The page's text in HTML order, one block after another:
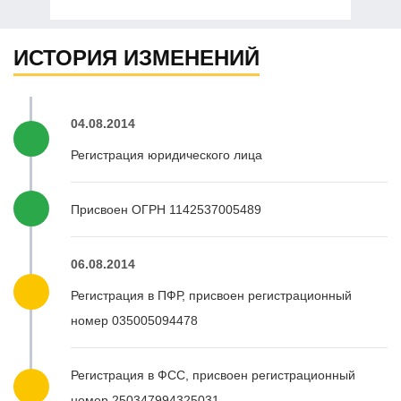
ИСТОРИЯ ИЗМЕНЕНИЙ
04.08.2014
Регистрация юридического лица
Присвоен ОГРН 1142537005489
06.08.2014
Регистрация в ПФР, присвоен регистрационный
номер 035005094478
Регистрация в ФСС, присвоен регистрационный